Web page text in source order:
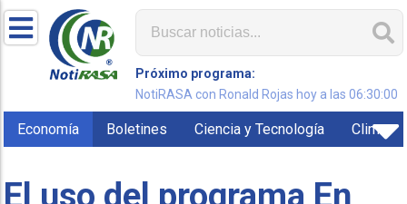
Próximo programa:
NotiRASA con Ronald Rojas hoy a las 06:30:00
Economía Boletines Ciencia y Tecnología Clima
El uso del programa En